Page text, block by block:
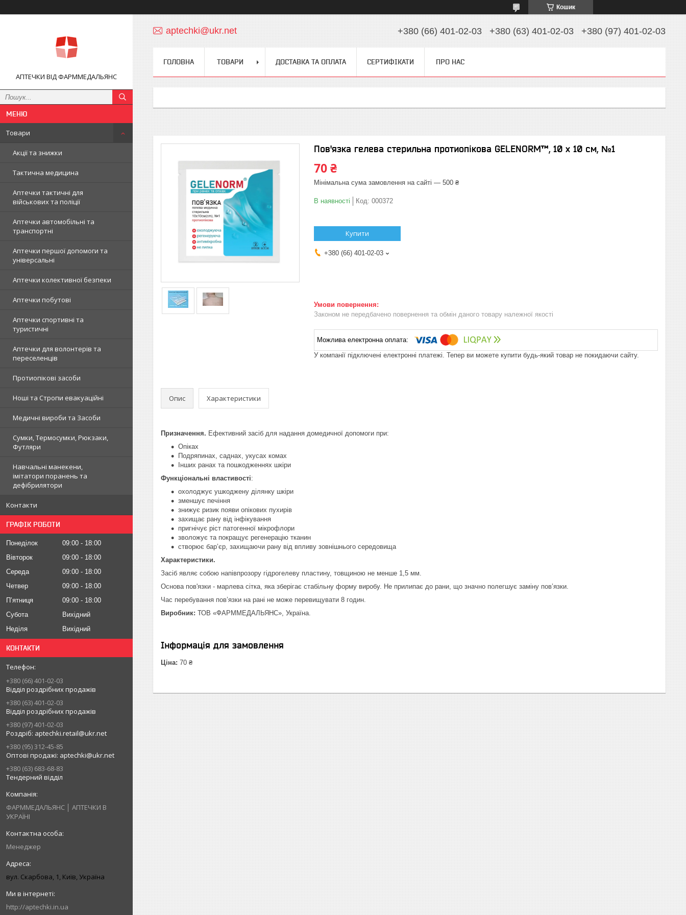
Кошик
АПТЕЧКИ ВІД ФАРММЕДАЛЬЯНС
Товари
Акції та знижки
Тактична медицина
Аптечки тактичні для
військових та поліції
Аптечки автомобільні та
транспортні
Аптечки першої допомоги та
універсальні
Аптечки колективної безпеки
Аптечки побутові
Аптечки спортивні та
туристичні
Аптечки для волонтерів та
переселенців
Протиопікові засоби
Ноші та Стропи евакуаційні
Медичні вироби та Засоби
Сумки, Термосумки, Рюкзаки,
Футляри
Навчальні манекени,
імітатори поранень та
дефібрилятори
Контакти
ГРАФІК РОБОТИ
Понеділок 09:00
18:00
Вівторок
09:00
18:00
Середа
09:00
18:00
Четвер
09:00
18:00
Пʼятниця
09:00
18:00
Субота
Вихідний
Неділя
Вихідний
КОНТАКТИ
+380 (66) 401-02-03
Відділ роздрібних продажів
+380 (63) 401-02-03
Відділ роздрібних продажів
+380 (97) 401-02-03
Роздріб: aptechki.retail@ukr.net
+380 (95) 312-45-85
Оптові продажі: aptechki@ukr.net
+380 (63) 683-68-83
Тендерний відділ
ФАРММЕДАЛЬЯНС │ АПТЕЧКИ В
УКРАЇНІ
Менеджер
вул. Скарбова, 1, Київ, Україна
http://aptechki.in.ua
aptechki@ukr.net +380 (66) 401-02-03 +380 (63) 401-02-03 +380 (97) 401-02-03
ГОЛОВНА ТОВАРИ ДОСТАВКА ТА ОПЛАТА СЕРТИФІКАТИ ПРО НАС
Пов'язка гелева стерильна протиопікова GELENORM™, 10 х 10 см, №1
70 ₴
Мінімальна сума замовлення на сайті — 500 ₴
В наявності Код: 000372
Купити
+380 (66) 401-02-03
Законом не передбачено повернення та обмін даного товару належної якості
У компанії підключені електронні платежі. Тепер ви можете купити будь-який товар не покидаючи сайту.
Опис Характеристики
Призначення. Ефективний засіб для надання домедичної допомоги при:
Опіках
Подряпинах, саднах, укусах комах
Інших ранах та пошкодженнях шкіри
Функціональні властивості:
охолоджує ушкоджену ділянку шкіри
зменшує печіння
знижує ризик появи опікових пухирів
захищає рану від інфікування
пригнічує ріст патогенної мікрофлори
зволожує та покращує регенерацію тканин
створює бар’єр, захищаючи рану від впливу зовнішнього середовища
Характеристики.
Засіб являє собою напівпрозору гідрогелеву пластину, товщиною не менше 1,5 мм.
Основа пов'язки - марлева сітка, яка зберігає стабільну форму виробу. Не прилипає до рани, що значно полегшує заміну пов’язки.
Час перебування пов’язки на рані не може перевищувати 8 годин.
Виробник: ТОВ «ФАРММЕДАЛЬЯНС», Україна.
Інформація для замовлення
Ціна: 70 ₴